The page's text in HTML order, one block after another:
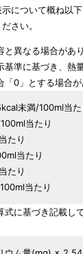
について概ね以
さい。
と異なる場合があ
基準に基づき、熱
「0」とする場合
未満/100ml当た
当たり
たり
当たり
たり
当たり
に基づき記載し